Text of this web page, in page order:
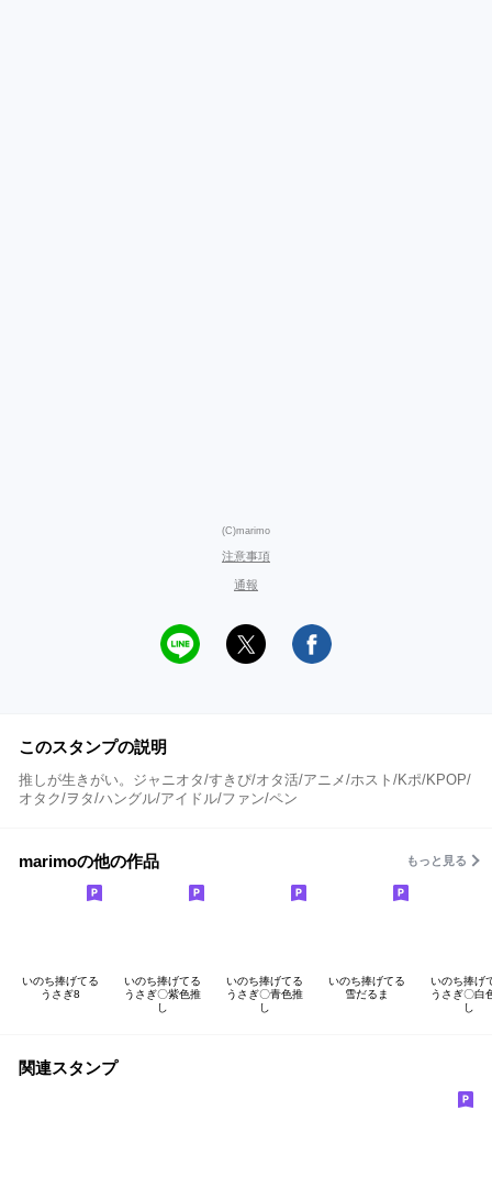
(C)marimo
注意事項
通報
このスタンプの説明
推しが生きがい。ジャニオタ/すきぴ/オタ活/アニメ/ホスト/Kポ/KPOP/
オタク/ヲタ/ハングル/アイドル/ファン/ペン
marimoの他の作品 もっと見る
いのち捧げてる
うさぎ8
いのち捧げてる
うさぎ〇紫色推
し
いのち捧げてる
うさぎ〇青色推
し
いのち捧げてる
雪だるま
いのち捧げ
うさぎ〇白
し
関連スタンプ